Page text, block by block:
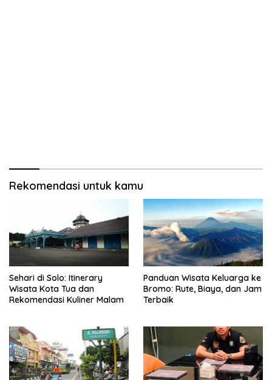
Rekomendasi untuk kamu
Sehari di Solo: Itinerary
Wisata Kota Tua dan
Rekomendasi Kuliner Malam
Panduan Wisata Keluarga ke
Bromo: Rute, Biaya, dan Jam
Terbaik